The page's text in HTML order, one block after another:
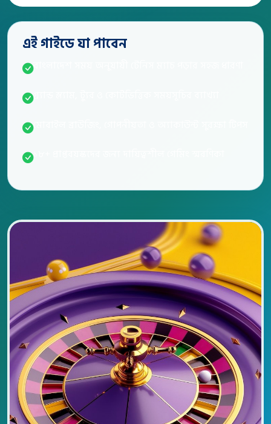
এই গাইডে যা পাবেন
বাংলাদেশ সময় অনুযায়ী টেনিস ম্যাচ পড়ার সহজ ধারণা
গ্র্যান্ড স্ল্যাম, ট্যুর ও কোর্টভিত্তিক সময়সূচির ব্যাখ্যা
মোবাইল ব্রাউজিং, গোপনীয়তা ও অ্যাকাউন্ট সুরক্ষা টিপস
১৮+ প্রাপ্তবয়স্কদের জন্য দায়িত্বশীল গেমিং স্মরণিকা